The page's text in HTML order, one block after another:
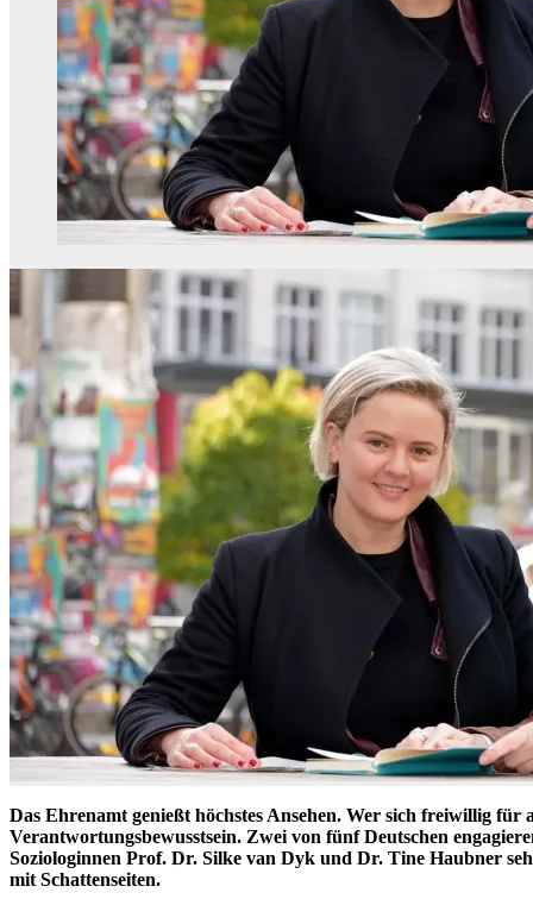
Das Ehrenamt genießt höchstes Ansehen. Wer sich freiwillig für
Verantwortungsbewusstsein. Zwei von fünf Deutschen
Soziologinnen Prof. Dr. Silke van Dyk und Dr. Tine Haubner
mit Schattenseiten.